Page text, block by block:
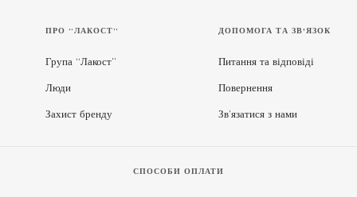
ПРО “ЛАКОСТ”
Група “Лакост”
Люди
Захист бренду
ДОПОМОГА ТА ЗВ'ЯЗОК
Питання та відповіді
Повернення
Зв’язатися з нами
СПОСОБИ ОПЛАТИ